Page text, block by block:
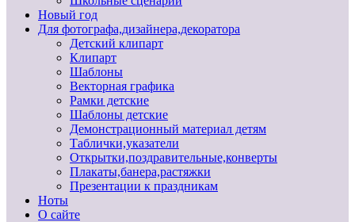
Новый год
Для фотографа,дизайнера,декоратора
Детский клипарт
Клипарт
Шаблоны
Векторная графика
Рамки детские
Шаблоны детские
Демонстрационный материал детям
Таблички,указатели
Открытки,поздравительные,конверты
Плакаты,банера,растяжки
Презентации к праздникам
Ноты
О сайте